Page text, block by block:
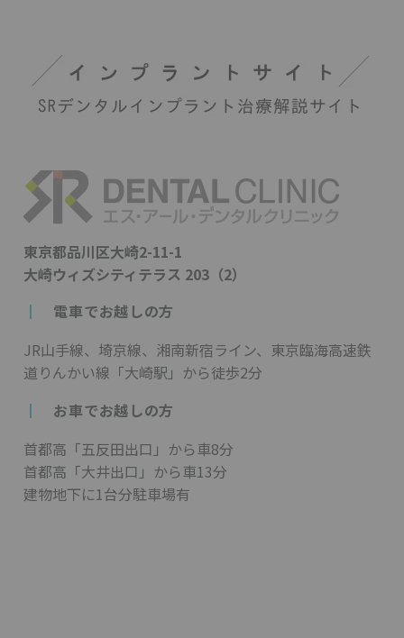
東京都品川区大崎2-11-1
大崎ウィズシティテラス 203（2）
┃
電車でお越しの方
JR山手線、埼京線、湘南新宿ライン、東京臨海高速鉄
道りんかい線「大崎駅」から徒歩2分
┃
お車でお越しの方
首都高「五反田出口」から車8分
首都高「大井出口」から車13分
建物地下に1台分駐車場有